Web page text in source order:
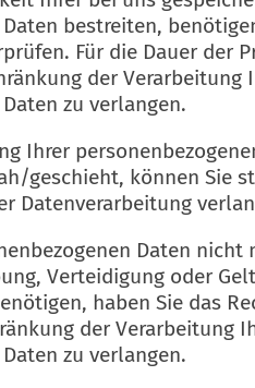
bestreiten,
Für die Dauer der
der Verarbeitung
zu verlangen.
Ihrer
geschieht, können Sie
Datenverarbeitung
Daten nicht
Verteidigung oder
haben Sie das
der Verarbeitung
zu verlangen.